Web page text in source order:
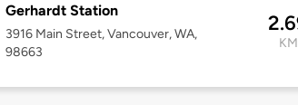
Gerhardt Station
3916 Main Street, Vancouver, WA,
98663
KM